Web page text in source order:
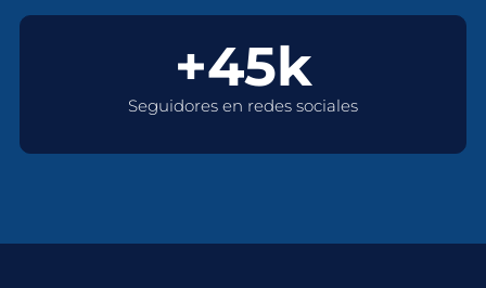
+45k
Seguidores en redes sociales